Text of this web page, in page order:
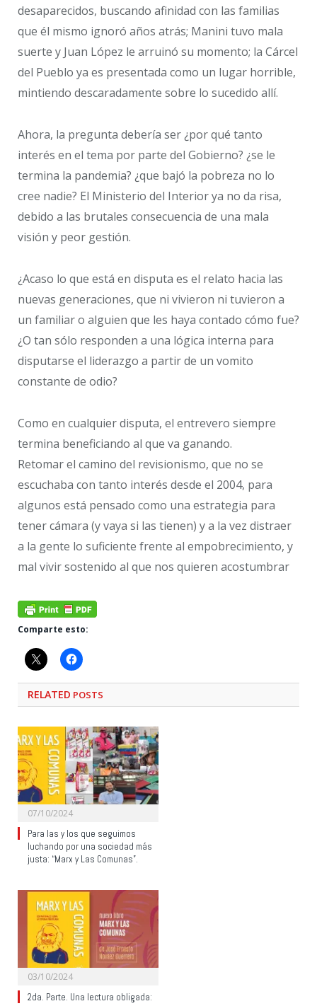
desaparecidos, buscando afinidad con las familias
que él mismo ignoró años atrás; Manini tuvo mala
suerte y Juan López le arruinó su momento; la Cárcel
del Pueblo ya es presentada como un lugar horrible,
mintiendo descaradamente sobre lo sucedido allí.
Ahora, la pregunta debería ser ¿por qué tanto
interés en el tema por parte del Gobierno? ¿se le
termina la pandemia? ¿que bajó la pobreza no lo
cree nadie? El Ministerio del Interior ya no da risa,
debido a las brutales consecuencia de una mala
visión y peor gestión.
¿Acaso lo que está en disputa es el relato hacia las
nuevas generaciones, que ni vivieron ni tuvieron a
un familiar o alguien que les haya contado cómo fue?
¿O tan sólo responden a una lógica interna para
disputarse el liderazgo a partir de un vomito
constante de odio?
Como en cualquier disputa, el entrevero siempre
termina beneficiando al que va ganando.
Retomar el camino del revisionismo, que no se
escuchaba con tanto interés desde el 2004, para
algunos está pensado como una estrategia para
tener cámara (y vaya si las tienen) y a la vez distraer
a la gente lo suficiente frente al empobrecimiento, y
mal vivir sostenido al que nos quieren acostumbrar
Comparte esto:
RELATED POSTS
07/10/2024
Para las y los que seguimos
luchando por una sociedad más
justa: “Marx y Las Comunas”.
03/10/2024
2da. Parte. Una lectura obligada: